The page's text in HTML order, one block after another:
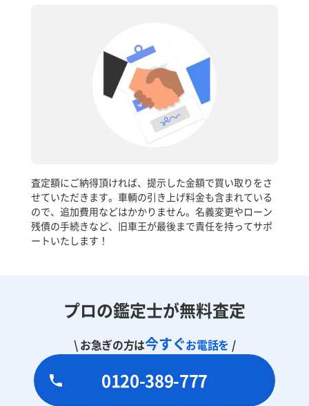
査定額にご納得頂ければ、提示した金額で買い取りをさ
せていただきます。車輌の引き上げ料金も含まれている
ので、追加費用などはかかりません。名義変更やローン
残債の手続きなど、旧車王が最後まで責任を持ってサポ
ートいたします！
プロの鑑定士が無料査定
\ お急ぎの方は今すぐお電話を /
0120-389-777